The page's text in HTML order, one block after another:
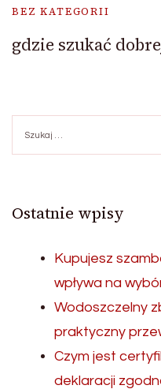
BEZ KATEGORII
gdzie szukać
Ostatnie wpisy
Kupujesz
wpływa na
Wodoszczelny
praktyczny
Czym jest
deklaracji